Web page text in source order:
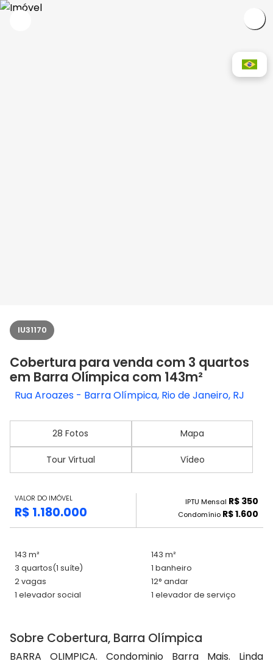
IU31170
Cobertura para venda com 3 quartos
em Barra Olímpica com 143m²
Rua Aroazes - Barra Olímpica, Rio de Janeiro, RJ
28 Fotos Mapa
Tour Virtual Vídeo
VALOR DO IMÓVEL
R$ 1.180.000
IPTU Mensal R$ 350
Condomínio R$ 1.600
143 m²
143 m²
3 quartos(1 suíte)
1 banheiro
2 vagas
12° andar
1 elevador social
1 elevador de serviço
Sobre Cobertura, Barra Olímpica
BARRA OLIMPICA. Condominio Barra Mais. Linda